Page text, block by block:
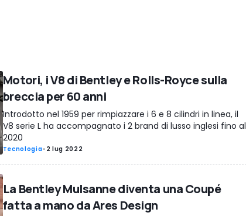
Motori, i V8 di Bentley e Rolls-Royce sulla
breccia per 60 anni
Introdotto nel 1959 per rimpiazzare i 6 e 8 cilindri in linea, il
V8 serie L ha accompagnato i 2 brand di lusso inglesi fino al
2020
Tecnologia- 2 lug 2022
La Bentley Mulsanne diventa una Coupé
fatta a mano da Ares Design